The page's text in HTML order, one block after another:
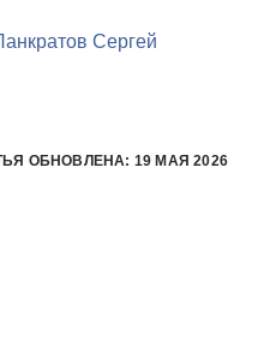
Сергей
ОБНОВЛЕНА: 19 МАЯ 2026